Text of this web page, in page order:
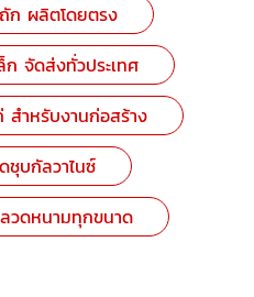
ก ผลิตโดยตรง
จัดส่งทั่วประเทศ
สำหรับงานก่อสร้าง
ชุบกัลวาไนซ์
วดหนามทุกขนาด